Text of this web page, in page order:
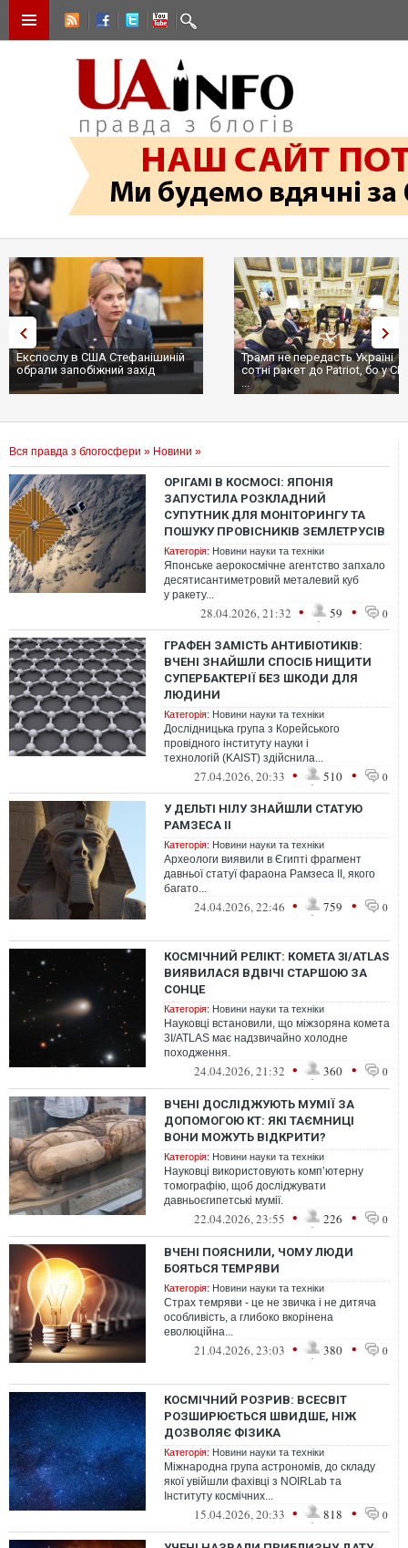
Експослу в США Стефанішиній
обрали запобіжний захід
Трамп не передасть Україні
сотні ракет до Patriot, бо у
...
Вся правда з блогосфери » Новини »
ОРІГАМІ В КОСМОСІ: ЯПОНІЯ
ЗАПУСТИЛА РОЗКЛАДНИЙ
СУПУТНИК ДЛЯ МОНІТОРИНГУ ТА
ПОШУКУ ПРОВІСНИКІВ ЗЕМЛЕТРУСІВ
Категорія: Новини науки та техніки
Японське аерокосмічне агентство запхало
десятисантиметровий металевий куб
у ракету...
28.04.2026, 21:32 • 59 • 0
ГРАФЕН ЗАМІСТЬ АНТИБІОТИКІВ:
ВЧЕНІ ЗНАЙШЛИ СПОСІБ НИЩИТИ
СУПЕРБАКТЕРІЇ БЕЗ ШКОДИ ДЛЯ
ЛЮДИНИ
Категорія: Новини науки та техніки
Дослідницька група з Корейського
провідного інституту науки і
технологій (KAIST) здійснила...
27.04.2026, 20:33 • 510 • 0
У ДЕЛЬТІ НІЛУ ЗНАЙШЛИ СТАТУЮ
РАМЗЕСА II
Категорія: Новини науки та техніки
Археологи виявили в Єгипті фрагмент
давньої статуї фараона Рамзеса II, якого
багато...
24.04.2026, 22:46 • 759 • 0
КОСМІЧНИЙ РЕЛІКТ: КОМЕТА 3I/ATLAS
ВИЯВИЛАСЯ ВДВІЧІ СТАРШОЮ ЗА
СОНЦЕ
Категорія: Новини науки та техніки
Науковці встановили, що міжзоряна комета
3I/ATLAS має надзвичайно холодне
походження.
24.04.2026, 21:32 • 360 • 0
ВЧЕНІ ДОСЛІДЖУЮТЬ МУМІЇ ЗА
ДОПОМОГОЮ КТ: ЯКІ ТАЄМНИЦІ
ВОНИ МОЖУТЬ ВІДКРИТИ?
Категорія: Новини науки та техніки
Науковці використовують комп’ютерну
томографію, щоб досліджувати
давньоєгипетські мумії.
22.04.2026, 23:55 • 226 • 0
ВЧЕНІ ПОЯСНИЛИ, ЧОМУ ЛЮДИ
БОЯТЬСЯ ТЕМРЯВИ
Категорія: Новини науки та техніки
Страх темряви - це не звичка і не дитяча
особливість, а глибоко вкорінена
еволюційна...
21.04.2026, 23:03 • 380 • 0
КОСМІЧНИЙ РОЗРИВ: ВСЕСВІТ
РОЗШИРЮЄТЬСЯ ШВИДШЕ, НІЖ
ДОЗВОЛЯЄ ФІЗИКА
Категорія: Новини науки та техніки
Міжнародна група астрономів, до складу
якої увійшли фахівці з NOIRLab та
Інституту космічних...
15.04.2026, 20:33 • 818 • 0